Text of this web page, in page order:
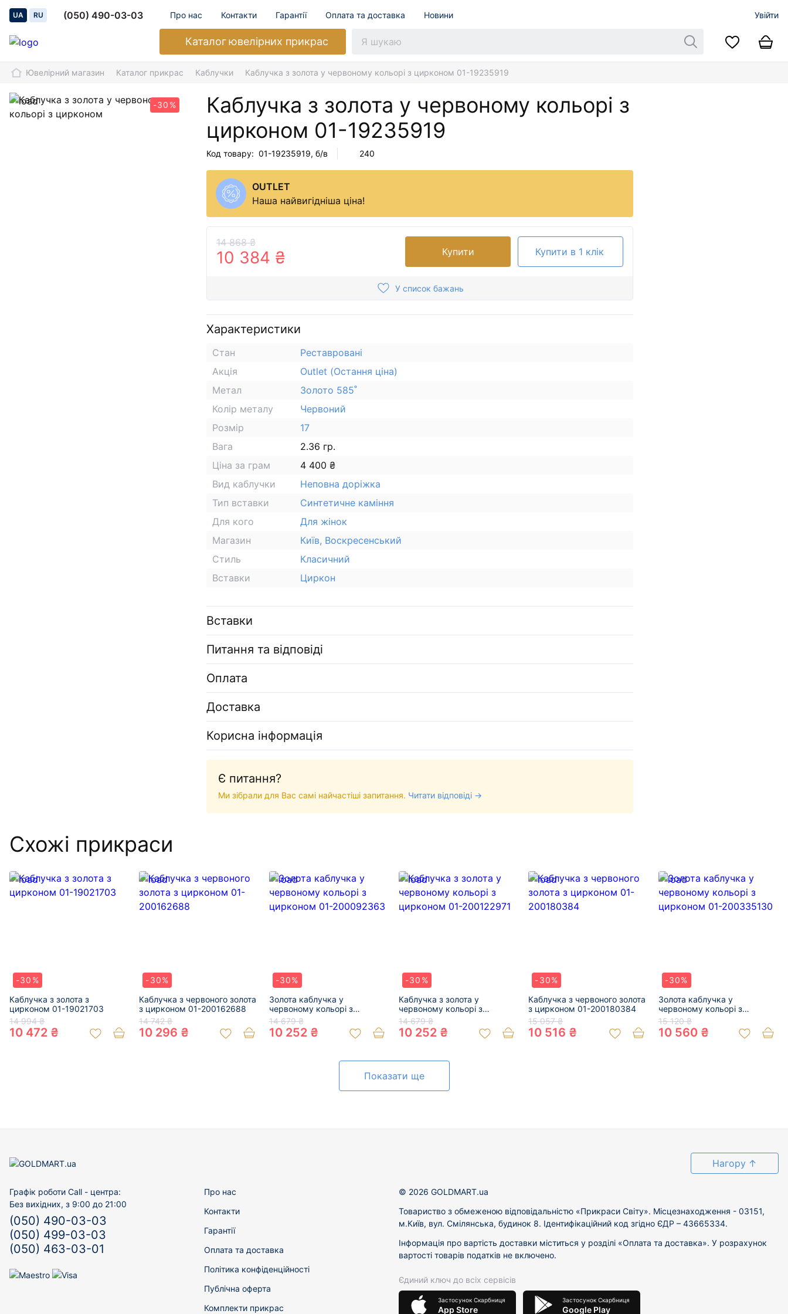
UA RU (050) 490-03-03 Про нас Контакти Гарантії Оплата та доставка Новини Увійти
Каталогювелірних прикрас
Ювелірний магазин Каталог прикрас Каблучки Каблучка з золота у червоному кольорі з цирконом 01-19235919
-30%
Каблучка з золота у червоному кольорі з
цирконом 01-19235919
Код товару: 01-19235919, б/в 240
OUTLET
Наша найвигідніша ціна!
14 868 ₴
10 384 ₴ Купити Купити в 1 клік
У список бажань
Характеристики
Стан
Реставровані
Акція
Outlet (Остання ціна)
Метал
Золото 585˚
Колір металу
Червоний
Розмір
17
Вага
2.36 гр.
Ціна за грам
4 400 ₴
Вид каблучки
Неповна доріжка
Тип вставки
Синтетичне каміння
Для кого
Для жінок
Магазин
Київ, Воскресенський
Стиль
Класичний
Вставки
Циркон
Вставки
Питання та відповіді
Оплата
Доставка
Корисна інформація
Є питання?
Ми зібрали для Вас самі найчастіші запитання. Читати відповіді →
Схожі прикраси
-30%
Каблучка з золота з
цирконом 01-19021703
14 994 ₴
10 472 ₴
-30%
Каблучка з червоного золота
з цирконом 01-200162688
14 742 ₴
10 296 ₴
-30%
Золота каблучка у
червоному кольорі з
цирконом 01-200092363
14 679 ₴
10 252 ₴
-30%
Каблучка з золота у
червоному кольорі з
цирконом 01-200122971
14 679 ₴
10 252 ₴
-30%
Каблучка з червоного золота
з цирконом 01-200180384
15 057 ₴
10 516 ₴
-30%
Золота каблучка у
червоному кольорі з
цирконом 01-200335130
15 120 ₴
10 560 ₴
Показати ще
Нагору ↑
Графік роботи Call - центра:
Без вихідних, з 9:00 до 21:00
(050) 490-03-03
(050) 499-03-03
(050) 463-03-01
Про нас
Контакти
Гарантії
Оплата та доставка
Політика конфіденційності
Публічна оферта
Комплекти прикрас
© 2026 GOLDMART.ua
Товариство з обмеженою відповідальністю «Прикраси Світу». Місцезнаходження - 03151,
м.Київ, вул. Смілянська, будинок 8. Ідентифікаційний код згідно ЄДР – 43665334.
Інформація про вартість доставки міститься у розділі «Оплата та доставка». У розрахунок
вартості товарів податків не включено.
Єдиний ключ до всіх сервісів
Застосунок Скарбниця
App Store
Застосунок Скарбниця
Google Play